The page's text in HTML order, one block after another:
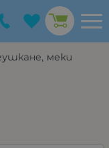
меки